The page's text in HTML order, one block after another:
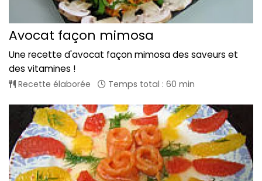
Avocat façon mimosa
Une recette d'avocat façon mimosa des saveurs et
des vitamines !
Recette élaborée Temps total : 60 min